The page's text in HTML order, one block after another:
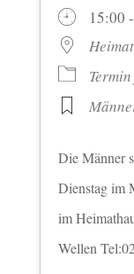
15:00
Die Männer
Dienstag im
im
Wellen